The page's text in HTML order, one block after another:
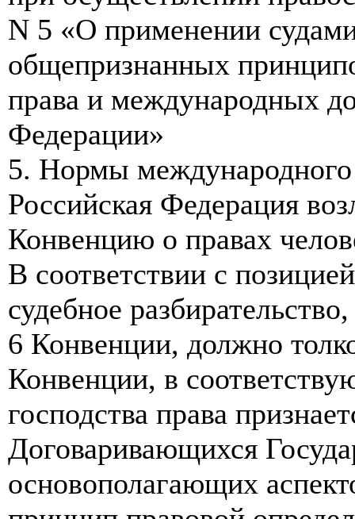
N 5 «О применении
общепризнанных
права и международных
Федерации»
5. Нормы
Российская Федерация
Конвенцию о правах
В соответствии с
судебное
6 Конвенции, должно
Конвенции, в
господства права
Договаривающихся
основополагающих